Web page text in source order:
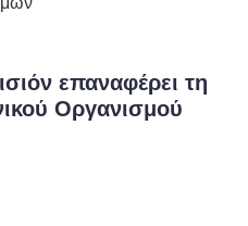
επαναφέρει τη
Οργανισμού